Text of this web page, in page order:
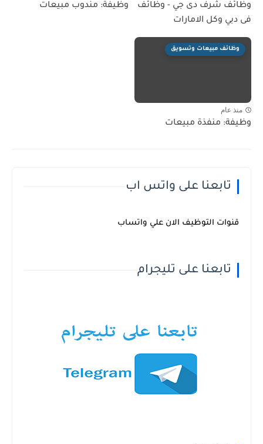
وظائف شرف دى جي - وظائف
فى دبي وكل الامارات
وظيفة: مندوب مبيعات
وظائف مبيعات وتسويق
منذ عام
وظيفة: منفذة مبيعات
تابعنا على واتس اب
قنوات التوظيف الان علي واتساب
تابعنا على تليجرام